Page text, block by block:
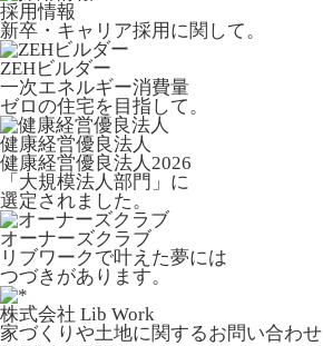
採用情報
新卒・キャリア採用に関して。
ZEHビルダー
一次エネルギー消費量
ゼロの住宅を目指して。
健康経営優良法人
健康経営優良法人2026
「大規模法人部門」に
選定されました。
オーナーズクラブ
リブワークで叶えた夢には
つづきがあります。
株式会社 Lib Work
家づくりや土地に関するお問い合わせ